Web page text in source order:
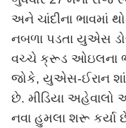
અને ચાંદીના ભાવમાં
નબળા પડતા યુએસ
વચ્ચે ક્રૂડ ઓઇલના
જોકે, યુએસ-ઈરાન
છે. મીડિયા અહેવાલો
નવા હુમલા શરૂ કર્યા